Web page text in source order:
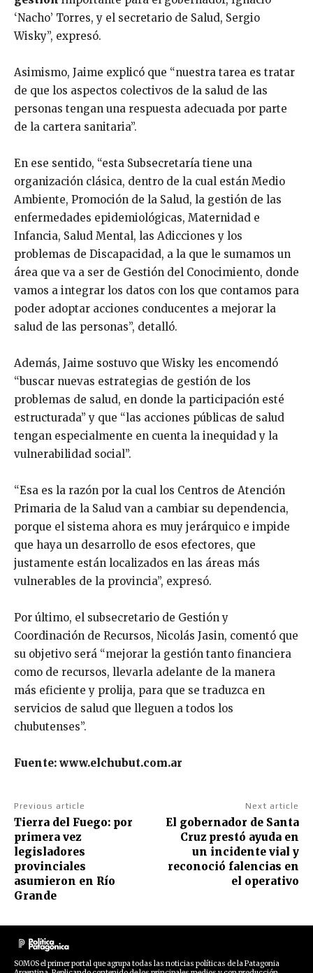
‘Nacho’ Torres, y el secretario de Salud, Sergio
Wisky”, expresó.
Asimismo, Jaime explicó que “nuestra tarea es tratar
de que los aspectos colectivos de la salud de las
personas tengan una respuesta adecuada por parte
de la cartera sanitaria”.
En ese sentido, “esta Subsecretaría tiene una
organización clásica, dentro de la cual están Medio
Ambiente, Promoción de la Salud, la gestión de las
enfermedades epidemiológicas, Maternidad e
Infancia, Salud Mental, las Adicciones y los
problemas de Discapacidad, a la que le sumamos un
área que va a ser de Gestión del Conocimiento, donde
vamos a integrar los datos con los que contamos para
poder adoptar acciones conducentes a mejorar la
salud de las personas”, detalló.
Además, Jaime sostuvo que Wisky les encomendó
“buscar nuevas estrategias de gestión de los
problemas de salud, en donde la participación esté
estructurada” y que “las acciones públicas de salud
tengan especialmente en cuenta la inequidad y la
vulnerabilidad social”.
“Esa es la razón por la cual los Centros de Atención
Primaria de la Salud van a cambiar su dependencia,
porque el sistema ahora es muy jerárquico e impide
que haya un desarrollo de esos efectores, que
justamente están localizados en las áreas más
vulnerables de la provincia”, expresó.
Por último, el subsecretario de Gestión y
Coordinación de Recursos, Nicolás Jasin, comentó que
su objetivo será “mejorar la gestión tanto financiera
como de recursos, llevarla adelante de la manera
más eficiente y prolija, para que se traduzca en
servicios de salud que lleguen a todos los
chubutenses”.
Fuente: www.elchubut.com.ar
Previous article
Tierra del Fuego: por
primera vez
legisladores
provinciales
asumieron en Río
Grande
Next article
El gobernador de Santa
Cruz prestó ayuda en
un incidente vial y
reconoció falencias en
el operativo
SOMOS el primer portal que agrupa todas las noticias políticas de la Patagonia